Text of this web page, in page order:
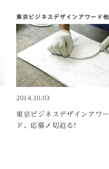
東京ビジネスデザインアワード他
2014.10.03
東京ビジネスデザインアワー
ド、応募〆切迫る!